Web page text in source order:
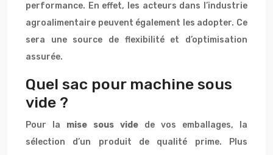
performance. En effet, les acteurs dans l’industrie
agroalimentaire peuvent également les adopter. Ce
sera une source de flexibilité et d’optimisation
assurée.
Quel sac pour machine sous
vide ?
Pour la mise sous vide de vos emballages, la
sélection d’un produit de qualité prime. Plus